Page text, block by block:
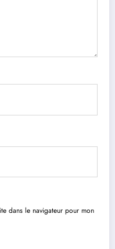
dans le navigateur pour mon